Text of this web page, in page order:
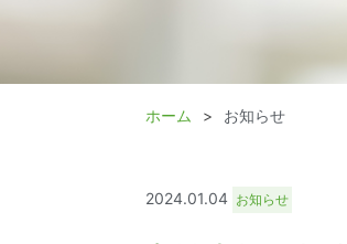
ホーム お知らせ
2024.01.04 お知らせ